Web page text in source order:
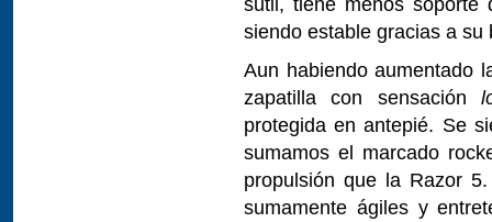
siendo estable gracias a su
Aun habiendo aumentado
zapatilla con sensación
protegida en antepié. Se
sumamos el marcado
propulsión que la Razor
sumamente ágiles y